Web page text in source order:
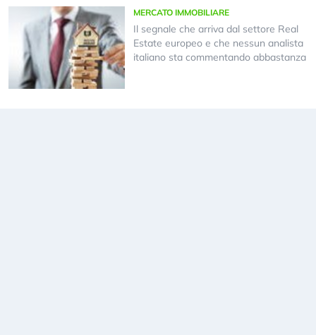
MERCATO IMMOBILIARE
Il segnale che arriva dal settore Real
Estate europeo e che nessun analista
italiano sta commentando abbastanza